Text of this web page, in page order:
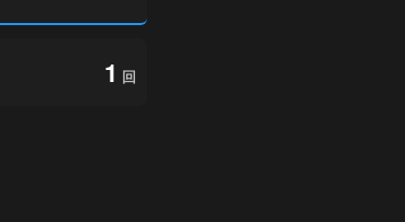
1 回